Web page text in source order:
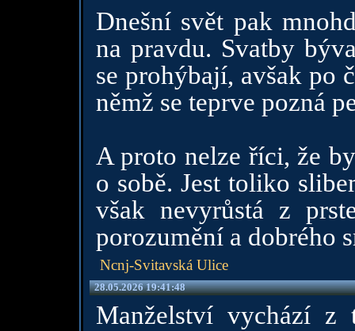
Dnešní svět pak
na pravdu. Svatby
se prohýbají, avšak po
němž se teprve pozná
A proto nelze říci, že
o sobě. Jest toliko
však nevyrůstá z
porozumění a dobrého
Ncnj-Svitavská Ulice
28.05.2026 19:41:48
Manželství vychází z